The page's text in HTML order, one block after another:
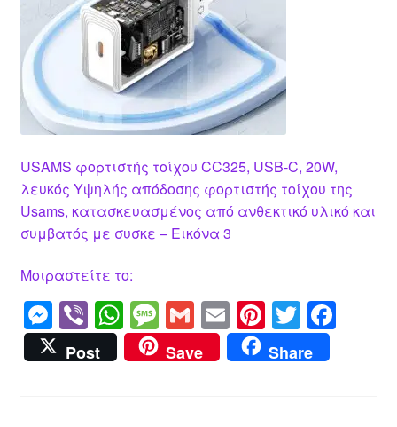
USAMS φορτιστής τοίχου CC325, USB-C, 20W,
λευκός Υψηλής απόδοσης φορτιστής τοίχου της
Usams, κατασκευασμένος από ανθεκτικό υλικό και
συμβατός με συσκε – Εικόνα 3
Μοιραστείτε το:
M
e
ss
Vi
b
er
W
h
at
M
e
ss
G
m
ail
E
m
ail
Pi
nt
er
T
wi
tt
F
Post Save Share